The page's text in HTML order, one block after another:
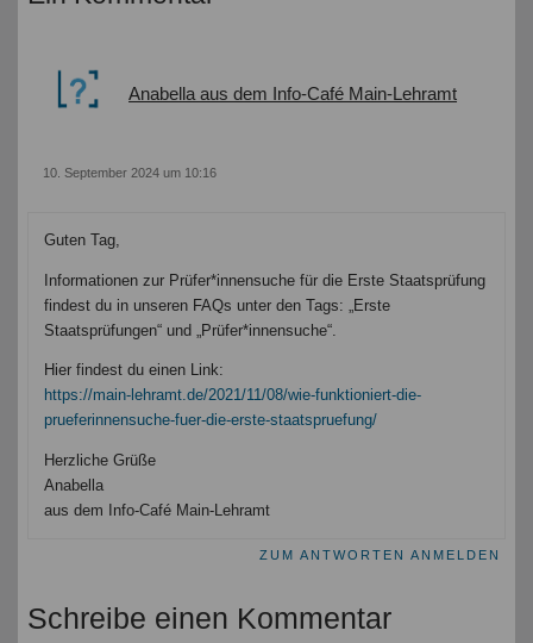
Anabella aus dem Info-Café Main-Lehramt
10. September 2024 um 10:16
Guten Tag,
Informationen zur Prüfer*innensuche für die Erste Staatsprüfung
findest du in unseren FAQs unter den Tags: „Erste
Staatsprüfungen“ und „Prüfer*innensuche“.
Hier findest du einen Link:
https://main-lehramt.de/2021/11/08/wie-funktioniert-die-
prueferinnensuche-fuer-die-erste-staatspruefung/
Herzliche Grüße
Anabella
aus dem Info-Café Main-Lehramt
ZUM ANTWORTEN ANMELDEN
Schreibe einen Kommentar